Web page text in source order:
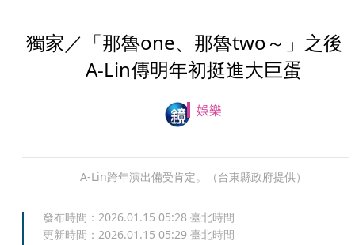
獨家／「那魯one、那魯two～」之
A-Lin傳明年初挺進大巨蛋
娛樂
A-Lin跨年演出備受肯定。（台東縣政府提供）
發布時間： 2026.01.15 05:28 臺北時間
更新時間： 2026.01.15 05:29 臺北時間